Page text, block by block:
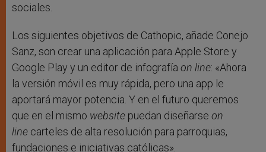
sociales.
Los siguientes objetivos de Cathopic, añade Conejo
Sanz, son crear una aplicación para Apple Store y
Google Play y un editor de infografía on line: «Ahora
la versión móvil es muy rápida, pero una app le
aportará mayor potencia. Y en el futuro queremos
que en el mismo website puedan diseñarse on
line carteles de alta resolución para parroquias,
fundaciones e iniciativas católicas».